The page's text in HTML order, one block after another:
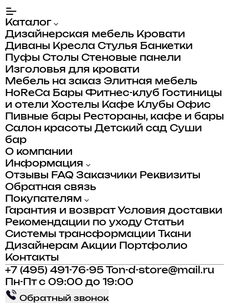
Каталог
Дизайнерская мебель Кровати
Диваны Кресла Стулья Банкетки
Пуфы Столы Стеновые панели
Изголовья для кровати
Мебель на заказ Элитная мебель
HoReCa Бары Фитнес-клуб
Гостиницы
и отели Хостелы Кафе Клубы Офис
Пивные бары Рестораны, кафе и бары
Салон красоты Детский сад Суши
бар
О компании
Информация
Отзывы FAQ Заказчики Реквизиты
Обратная связь
Покупателям
Гарантия и возврат Условия доставки
Рекомендации по уходу Статьи
Системы трансформации
Ткани
Дизайнерам Акции
Портфолио
Контакты
+7 (495) 491-76-95
Ton-d-store@mail.ru
Пн-Пт с 09:00 до 19:00
Обратный звонок